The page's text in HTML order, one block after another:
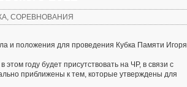
этих прыжков являются первоочередными. Кроме
этого, требований к безопасности прыжков намного
набор большой высоты. Не всегда удается
индивидуальным дыхательным аппаратом.
Необходимо знать, что после высоты более 4500
, СОРЕВНОВАНИЯ
и положения для проведения Кубка Памяти Игоря
году будет присутствовать на ЧР, в связи с
приближены к тем, которые утверждены для